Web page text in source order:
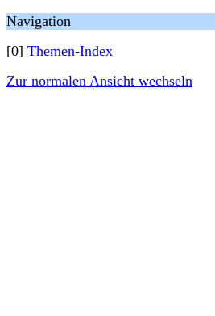
Navigation
[0] Themen-Index
Zur normalen Ansicht wechseln